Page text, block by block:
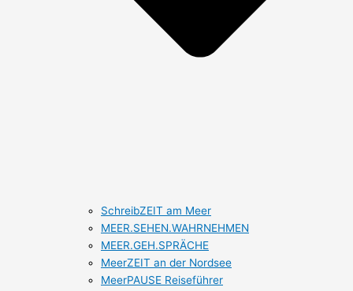
SchreibZEIT am Meer
MEER.SEHEN.WAHRNEHMEN
MEER.GEH.SPRÄCHE
MeerZEIT an der Nordsee
MeerPAUSE Reiseführer